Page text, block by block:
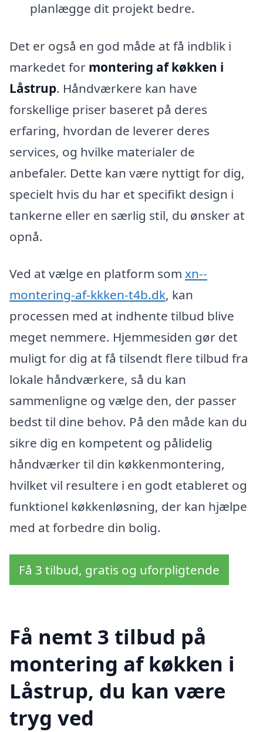
planlægge dit projekt bedre.
Det er også en god måde at få indblik i
markedet for montering af køkken i
Låstrup. Håndværkere kan have
forskellige priser baseret på deres
erfaring, hvordan de leverer deres
services, og hvilke materialer de
anbefaler. Dette kan være nyttigt for dig,
specielt hvis du har et specifikt design i
tankerne eller en særlig stil, du ønsker at
opnå.
Ved at vælge en platform som xn--
montering-af-kkken-t4b.dk, kan
processen med at indhente tilbud blive
meget nemmere. Hjemmesiden gør det
muligt for dig at få tilsendt flere tilbud fra
lokale håndværkere, så du kan
sammenligne og vælge den, der passer
bedst til dine behov. På den måde kan du
sikre dig en kompetent og pålidelig
håndværker til din køkkenmontering,
hvilket vil resultere i en godt etableret og
funktionel køkkenløsning, der kan hjælpe
med at forbedre din bolig.
Få 3 tilbud, gratis og uforpligtende
Få nemt 3 tilbud på
montering af køkken i
Låstrup, du kan være
tryg ved